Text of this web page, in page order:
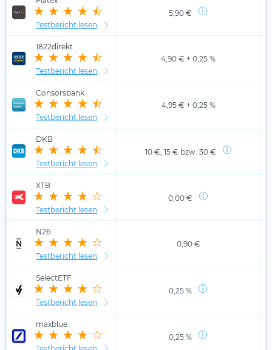
Testbericht lesen
5,90 €
1822direkt
Testbericht lesen
4,90 € + 0,25 %
Consorsbank
Testbericht lesen
4,95 € + 0,25 %
DKB
Testbericht lesen
10 €, 15 € bzw. 30 €
XTB
Testbericht lesen
0,00 €
N26
Testbericht lesen
0,90 €
SelectETF
Testbericht lesen
0,25 %
maxblue
0,25 %